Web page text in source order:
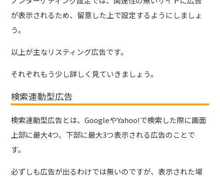
が表示されるため、留意した上で設定するようにしましょ
う。
以上が主なリスティング広告です。
それぞれもう少し詳しく見ていきましょう。
検索連動型広告
検索連動型広告とは、GoogleやYahoo!で検索した際に画面
上部に最大4つ、下部に最大3つ表示される広告のことで
す。
必ずしも広告が出るわけでは無いのですが、表示された場